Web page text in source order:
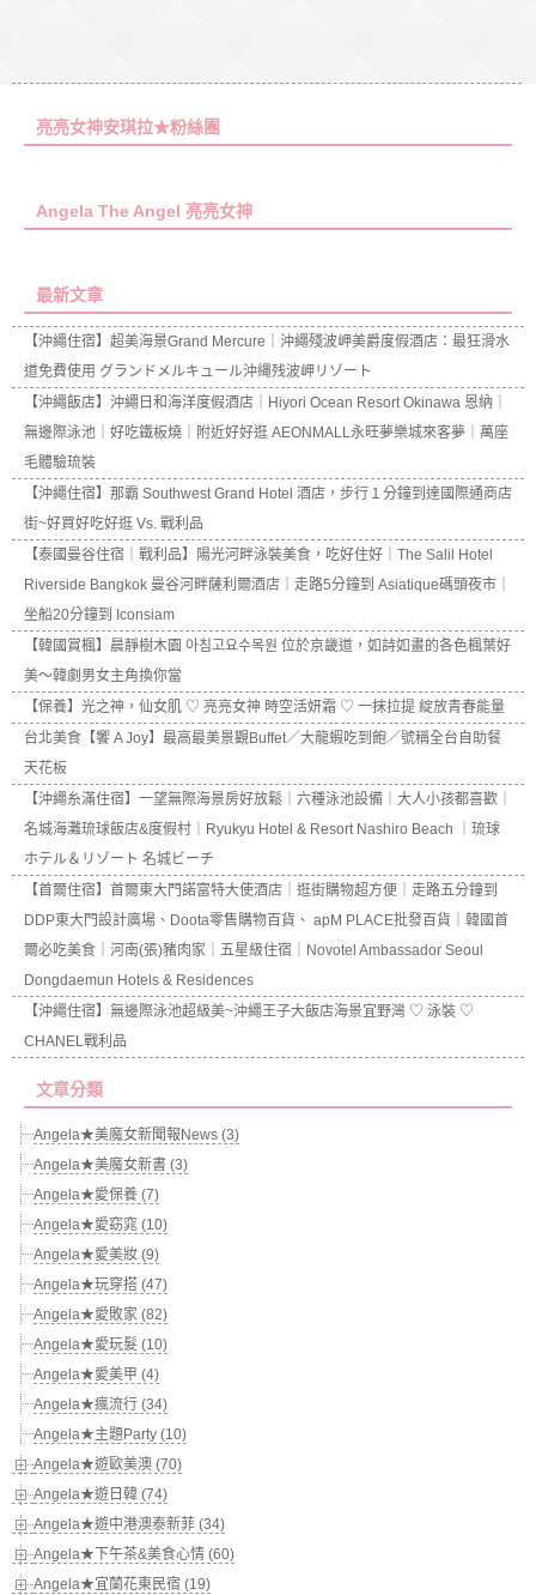
亮亮女神安琪拉★粉絲團
Angela The Angel 亮亮女神
最新文章
【沖繩住宿】超美海景Grand Mercure｜沖繩殘波岬美爵度假酒店：最狂滑水
道免費使用 グランドメルキュール沖縄残波岬リゾート
【沖繩飯店】沖繩日和海洋度假酒店｜Hiyori Ocean Resort Okinawa 恩納｜
無邊際泳池｜好吃鐵板燒｜附近好好逛 AEONMALL永旺夢樂城來客夢｜萬座
毛體驗琉裝
【沖繩住宿】那霸 Southwest Grand Hotel 酒店，步行１分鐘到達國際通商店
街~好買好吃好逛 Vs. 戰利品
【泰國曼谷住宿｜戰利品】陽光河畔泳裝美食，吃好住好｜The Salil Hotel
Riverside Bangkok 曼谷河畔薩利爾酒店｜走路5分鐘到 Asiatique碼頭夜市｜
坐船20分鐘到 Iconsiam
【韓國賞楓】晨靜樹木園 아침고요수목원 位於京畿道，如詩如畫的各色楓葉好
美～韓劇男女主角換你當
【保養】光之神，仙女肌 ♡ 亮亮女神 時空活妍霜 ♡ 一抹拉提 綻放青春能量
台北美食【饗 A Joy】最高最美景觀Buffet／大龍蝦吃到飽／號稱全台自助餐
天花板
【沖繩糸滿住宿】一望無際海景房好放鬆｜六種泳池設備｜大人小孩都喜歡｜
名城海灘琉球飯店&度假村｜Ryukyu Hotel & Resort Nashiro Beach ｜琉球
ホテル＆リゾート 名城ビーチ
【首爾住宿】首爾東大門諾富特大使酒店｜逛街購物超方便｜走路五分鐘到
DDP東大門設計廣場、Doota零售購物百貨、 apM PLACE批發百貨｜韓國首
爾必吃美食｜河南(張)豬肉家｜五星級住宿｜Novotel Ambassador Seoul
Dongdaemun Hotels & Residences
【沖繩住宿】無邊際泳池超級美~沖繩王子大飯店海景宜野灣 ♡ 泳裝 ♡
CHANEL戰利品
文章分類
Angela★美魔女新聞報News (3)
Angela★美魔女新書 (3)
Angela★愛保養 (7)
Angela★愛窈窕 (10)
Angela★愛美妝 (9)
Angela★玩穿搭 (47)
Angela★愛敗家 (82)
Angela★愛玩髮 (10)
Angela★愛美甲 (4)
Angela★瘋流行 (34)
Angela★主題Party (10)
Angela★遊歐美澳 (70)
Angela★遊日韓 (74)
Angela★遊中港澳泰新菲 (34)
Angela★下午茶&美食心情 (60)
Angela★宜蘭花東民宿 (19)